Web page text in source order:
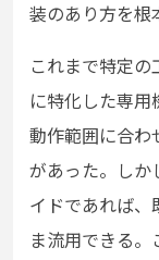
装のあり方を根
これまで特定
に特化した専
動作範囲に合わ
があった。しか
イドであれば、
ま流用できる